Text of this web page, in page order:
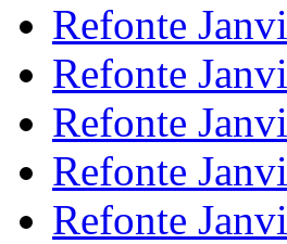
Refonte
Refonte
Refonte
Refonte
Refonte